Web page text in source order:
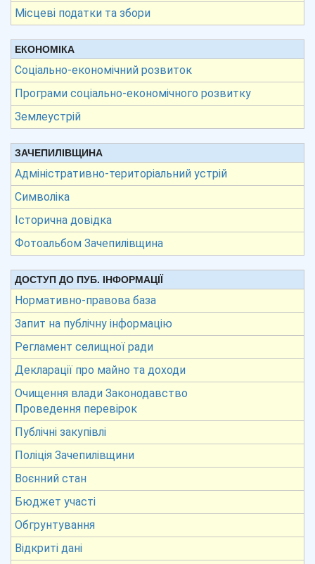
Місцеві податки та збори
ЕКОНОМІКА
Соціально-економічний розвиток
Програми соціально-економічного розвитку
Землеустрій
ЗАЧЕПИЛІВЩИНА
Адміністративно-територіальний устрій
Символіка
Історична довідка
Фотоальбом Зачепилівщина
ДОСТУП ДО ПУБ. ІНФОРМАЦІЇ
Нормативно-правова база
Запит на публічну інформацію
Регламент селищної ради
Декларації про майно та доходи
Очищення влади Законодавство
Проведення перевірок
Публічні закупівлі
Поліція Зачепилівщини
Воєнний стан
Бюджет участі
Обгрунтування
Відкриті дані